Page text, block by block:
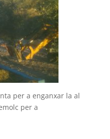
per a enganxar la al
per a